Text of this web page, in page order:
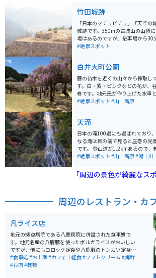
竹田城跡
「日本のマチュピチュ」「天空の
城跡です。350mの古城山の山頂
場はあるのですが、駐車場から30
うな場所にあります。歩いていく
#絶景スポット
白井大町公園
藤の苗木を近くの山々から採取し
す。白・紫・ピンクなどの花が、
巻です。地元民が作り上げた水車
す。 町から離れた山中にあるので
#絶景スポット #山｜高原
天滝
日本の滝100選にも選ばれており
なる滝は目の前で見ると圧巻の光
です。 登山道が1.2kmあるので、
は少々疲れる登山になります。登
ハウスがあり、地元丹波の食材を
ます。
#絶景スポット #山｜高原#湖｜川
「周辺の景色が綺麗なス
周辺のレストラン・カ
凡ライス店
地元の拠点病院である八鹿病院に併設された食事処で
す。地元名産の八鹿豚を使ったボルガライスがおいしい
ですが、他にもコロッケ定食や八鹿豚のトンカツ定食、
うどんやそばもあり、美味しいです。 しかも、お値段が
リーズナブルですので、オススメの穴場お食事スポット
#食事処 #お土産#カフェ｜軽食#ソフトクリーム#海鮮
#お肉#麺類